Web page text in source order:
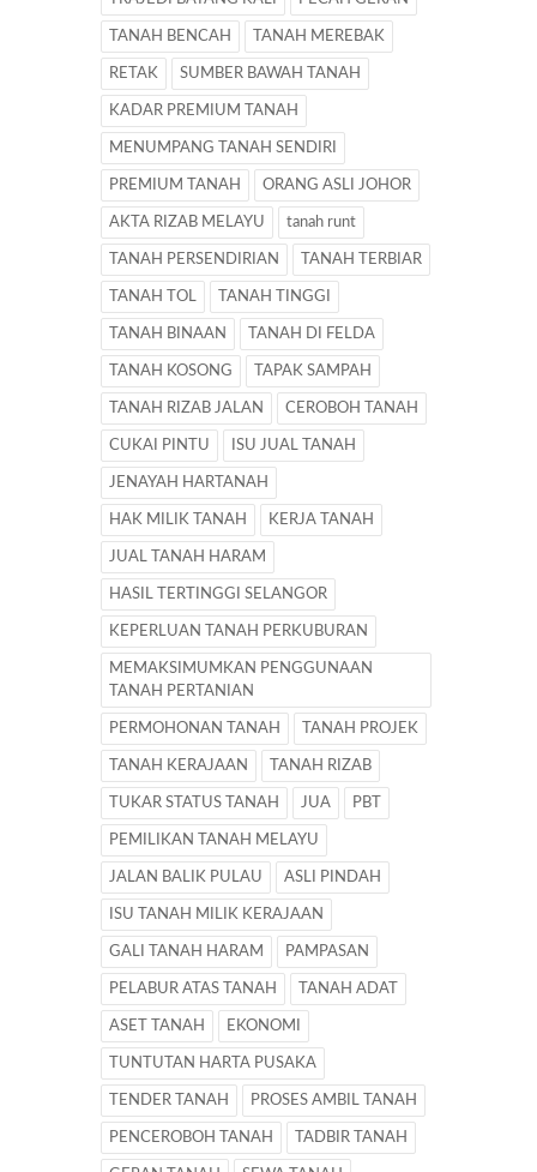
TANAH BENCAH TANAH MEREBAK
RETAK SUMBER BAWAH TANAH
KADAR PREMIUM TANAH
MENUMPANG TANAH SENDIRI
PREMIUM TANAH ORANG ASLI JOHOR
AKTA RIZAB MELAYU tanah runt
TANAH PERSENDIRIAN TANAH TERBIAR
TANAH TOL TANAH TINGGI
TANAH BINAAN TANAH DI FELDA
TANAH KOSONG TAPAK SAMPAH
TANAH RIZAB JALAN CEROBOH TANAH
CUKAI PINTU ISU JUAL TANAH
JENAYAH HARTANAH
HAK MILIK TANAH KERJA TANAH
JUAL TANAH HARAM
HASIL TERTINGGI SELANGOR
KEPERLUAN TANAH PERKUBURAN
MEMAKSIMUMKAN PENGGUNAAN
TANAH PERTANIAN
PERMOHONAN TANAH TANAH PROJEK
TANAH KERAJAAN TANAH RIZAB
TUKAR STATUS TANAH JUA PBT
PEMILIKAN TANAH MELAYU
JALAN BALIK PULAU ASLI PINDAH
ISU TANAH MILIK KERAJAAN
GALI TANAH HARAM PAMPASAN
PELABUR ATAS TANAH TANAH ADAT
ASET TANAH EKONOMI
TUNTUTAN HARTA PUSAKA
TENDER TANAH PROSES AMBIL TANAH
PENCEROBOH TANAH TADBIR TANAH